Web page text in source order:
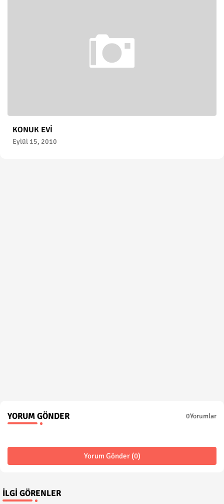
KONUK EVİ
Eylül 15, 2010
YORUM GÖNDER 0Yorumlar
Yorum Gönder (0)
İLGI GÖRENLER